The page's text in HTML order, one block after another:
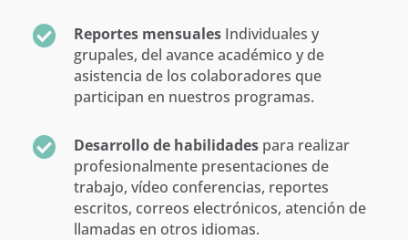
Reportes mensualesIndividuales y
grupales, del avance académico y de
asistencia de los colaboradores que
participan en nuestros programas.
Desarrollo de habilidadespara realizar
profesionalmente presentaciones de
trabajo, vídeo conferencias, reportes
escritos, correos electrónicos, atención de
llamadas en otros idiomas.